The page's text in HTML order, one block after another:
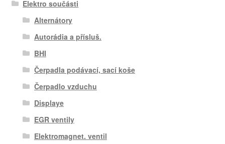
Elektro součásti
Alternátory
Autorádia a přísluš.
BHI
Čerpadla podávací, sací koše
Čerpadlo vzduchu
Displaye
EGR ventily
Elektromagnet. ventil